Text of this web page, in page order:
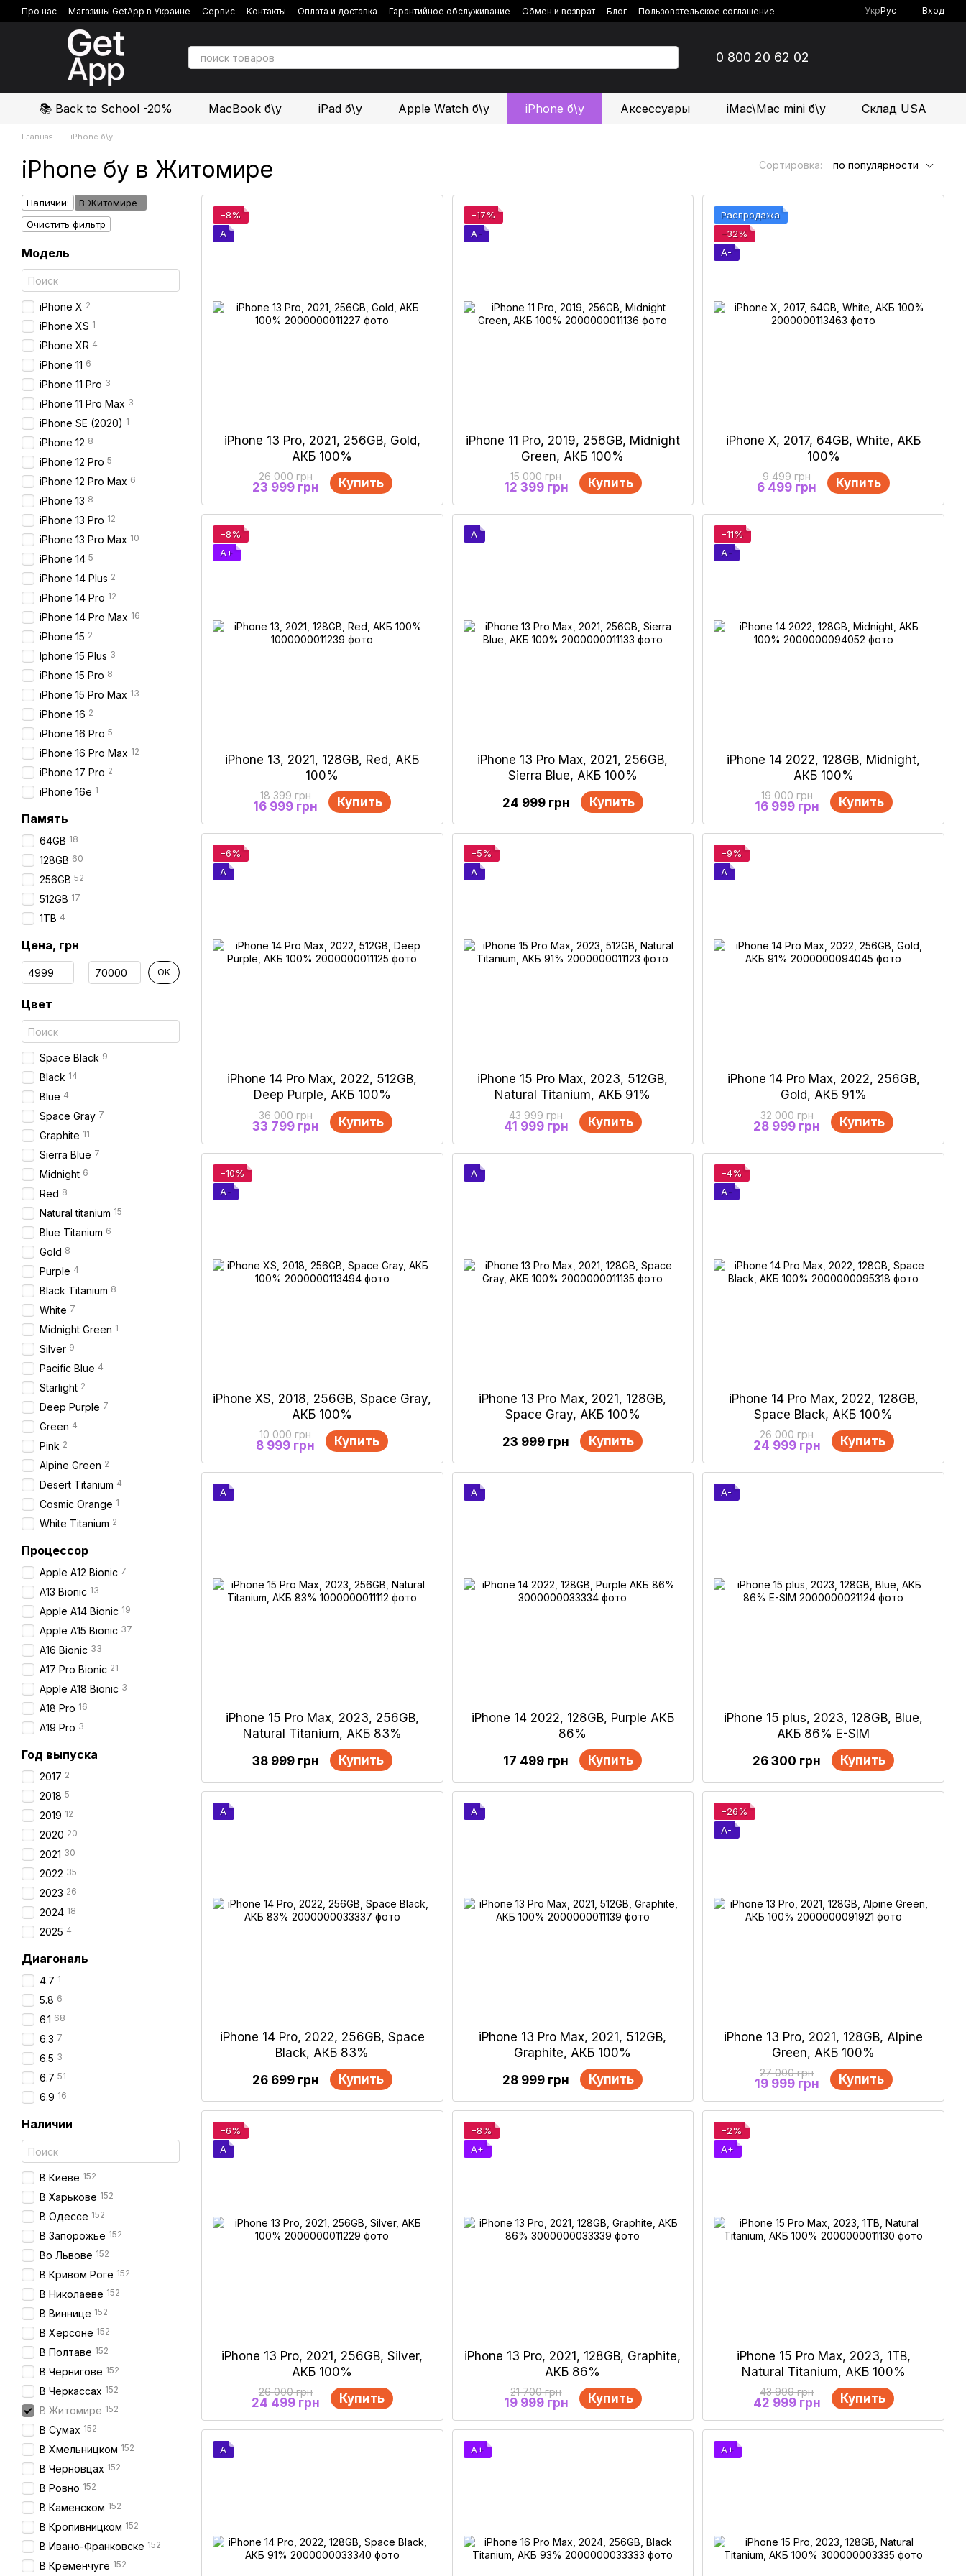
Перейти к основному контенту
Про нас Магазины GetApp в Украине Сервис Контакты Оплата и доставка Гарантийное обслуживание Обмен и возврат Блог
Пользовательское соглашение
Политика конфиденциальности
Отзывы о магазине
УкрРус Вход
0 800 20 62 02
📚 Back to School -20% MacBook б\у iPad б\у Apple Watch б\у iPhone б\у Аксессуары iMac\Mac mini б\у Склад USA
Главная iPhone б\у
iPhone бу в Житомире Сортировка: по популярности
−8%
A
iPhone 13 Pro, 2021, 256GB, Gold,
АКБ 100%
26 000 грн
23 999 грн Купить
−17%
A-
iPhone 11 Pro, 2019, 256GB, Midnight
Green, АКБ 100%
15 000 грн
12 399 грн Купить
Распродажа
−32%
A-
iPhone X, 2017, 64GB, White, АКБ
100%
9 499 грн
6 499 грн Купить
−8%
A+
iPhone 13, 2021, 128GB, Red, АКБ
100%
18 399 грн
16 999 грн Купить
A
iPhone 13 Pro Max, 2021, 256GB,
Sierra Blue, АКБ 100%
24 999 грн
Купить
−11%
A-
iPhone 14 2022, 128GB, Midnight,
АКБ 100%
19 000 грн
16 999 грн Купить
−6%
A
iPhone 14 Pro Max, 2022, 512GB,
Deep Purple, АКБ 100%
36 000 грн
33 799 грн Купить
−5%
A
iPhone 15 Pro Max, 2023, 512GB,
Natural Titanium, АКБ 91%
43 999 грн
41 999 грн Купить
−9%
A
iPhone 14 Pro Max, 2022, 256GB,
Gold, АКБ 91%
32 000 грн
28 999 грн Купить
−10%
A-
iPhone XS, 2018, 256GB, Space Gray,
АКБ 100%
10 000 грн
8 999 грн Купить
A
iPhone 13 Pro Max, 2021, 128GB,
Space Gray, АКБ 100%
23 999 грн
Купить
−4%
A-
iPhone 14 Pro Max, 2022, 128GB,
Space Black, АКБ 100%
26 000 грн
24 999 грн Купить
A
iPhone 15 Pro Max, 2023, 256GB,
Natural Titanium, АКБ 83%
38 999 грн
Купить
A
iPhone 14 2022, 128GB, Purple АКБ
86%
17 499 грн
Купить
A-
iPhone 15 plus, 2023, 128GB, Blue,
АКБ 86% E-SIM
26 300 грн
Купить
A
iPhone 14 Pro, 2022, 256GB, Space
Black, АКБ 83%
26 699 грн
Купить
A
iPhone 13 Pro Max, 2021, 512GB,
Graphite, АКБ 100%
28 999 грн
Купить
−26%
A-
iPhone 13 Pro, 2021, 128GB, Alpine
Green, АКБ 100%
27 000 грн
19 999 грн Купить
−6%
A
iPhone 13 Pro, 2021, 256GB, Silver,
АКБ 100%
26 000 грн
24 499 грн Купить
−8%
A+
iPhone 13 Pro, 2021, 128GB, Graphite,
АКБ 86%
21 700 грн
19 999 грн Купить
−2%
A+
iPhone 15 Pro Max, 2023, 1ТB,
Natural Titanium, АКБ 100%
43 999 грн
42 999 грн Купить
A A+ A+
Наличии:
В Житомире
Очистить фильтр
Модель
iPhone X 2
iPhone XS 1
iPhone XR 4
iPhone 11 6
iPhone 11 Pro 3
iPhone 11 Pro Max 3
iPhone SE (2020) 1
iPhone 12 8
iPhone 12 Pro 5
iPhone 12 Pro Max 6
iPhone 13 8
iPhone 13 Pro 12
iPhone 13 Pro Max 10
iPhone 14 5
iPhone 14 Plus 2
iPhone 14 Pro 12
iPhone 14 Pro Max 16
iPhone 15 2
Iphone 15 Plus 3
iPhone 15 Pro 8
iPhone 15 Pro Max 13
iPhone 16 2
iPhone 16 Pro 5
iPhone 16 Pro Max 12
iPhone 17 Pro 2
iPhone 16e 1
Память
64GB 18
128GB 60
256GB 52
512GB 17
1TB 4
Цена, грн
От Цена, грн
До Цена, грн OK
Цвет
Space Black 9
Black 14
Blue 4
Space Gray 7
Graphite 11
Sierra Blue 7
Midnight 6
Red 8
Natural titanium 15
Blue Titanium 6
Gold 8
Purple 4
Black Titanium 8
White 7
Midnight Green 1
Silver 9
Pacific Blue 4
Starlight 2
Deep Purple 7
Green 4
Pink 2
Alpine Green 2
Desert Titanium 4
Cosmic Orange 1
White Titanium 2
Процессор
Apple A12 Bionic 7
A13 Bionic 13
Apple A14 Bionic 19
Apple A15 Bionic 37
А16 Bionic 33
A17 Pro Bionic 21
Apple A18 Bionic 3
A18 Pro 16
A19 Pro 3
Год выпуска
2017 2
2018 5
2019 12
2020 20
2021 30
2022 35
2023 26
2024 18
2025 4
Диагональ
4.7 1
5.8 6
6.1 68
6.3 7
6.5 3
6.7 51
6.9 16
Наличии
В Киеве 152
В Харькове 152
В Одессе 152
В Запорожье 152
Во Львове 152
В Кривом Роге 152
В Николаеве 152
В Виннице 152
В Херсоне 152
В Полтаве 152
В Чернигове 152
В Черкассах 152
В Житомире 152
В Сумах 152
В Хмельницком 152
В Черновцах 152
В Ровно 152
В Каменском 152
В Кропивницком 152
В Ивано-Франковске 152
В Кременчуге 152